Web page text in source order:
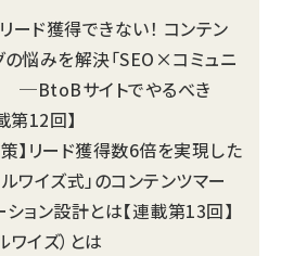
ード獲得できない！ コンテン
の悩みを解決「SEO×コミュニ
─BtoBサイトでやるべき
第12回】
】リード獲得数6倍を実現した
ワイズ式」のコンテンツマー
ション設計とは【連載第13回】
イズ）とは